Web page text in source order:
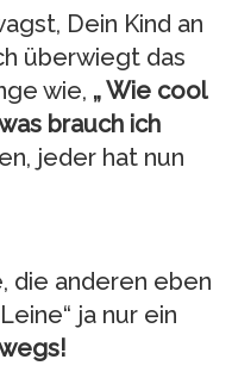
Dein Kind an
überwiegt das
wie, „ Wie cool
brauch ich
jeder hat nun
die anderen eben
ja nur ein